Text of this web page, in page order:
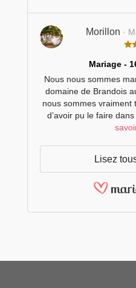
Morillon ·
Mariage -
Nous nous sommes
domaine de Brandois
nous sommes vraiment
d’avoir pu le faire
Lisez